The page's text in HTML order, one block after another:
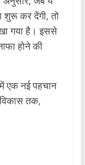
शुरू कर देंगी, तो
गया है। इससे
होने की
एक नई पहचान
तक,